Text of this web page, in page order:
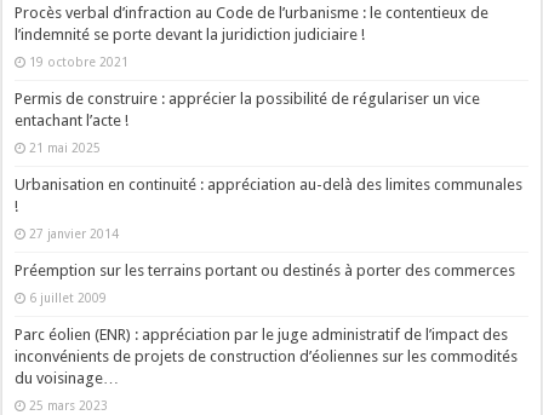
Procès verbal d’infraction au Code de l’urbanisme : le contentieux de
l’indemnité se porte devant la juridiction judiciaire !
19 octobre 2021
Permis de construire : apprécier la possibilité de régulariser un vice
entachant l’acte !
21 mai 2025
Urbanisation en continuité : appréciation au-delà des limites communales
!
27 janvier 2014
Préemption sur les terrains portant ou destinés à porter des commerces
6 juillet 2009
Parc éolien (ENR) : appréciation par le juge administratif de l’impact des
inconvénients de projets de construction d’éoliennes sur les commodités
du voisinage…
25 mars 2023